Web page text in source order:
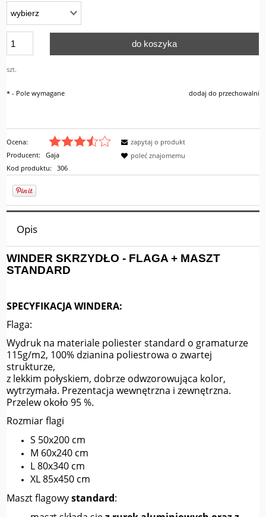
szt.
do koszyka
dodaj do przechowalni
* - Pole wymagane
Ocena:
Producent:
Gaja
Kod produktu:
306
zapytaj o produkt
poleć znajomemu
Opis
WINDER SKRZYDŁO - FLAGA + MASZT
STANDARD
SPECYFIKACJA WINDERA:
Flaga:
Wydruk na materiale poliester standard o gramaturze
115g/m2, 100% dzianina poliestrowa o zwartej
strukturze,
z lekkim połyskiem, dobrze odwzorowująca kolor,
wytrzymała. Prezentacja wewnętrzna i zewnętrzna.
Przelew około 95 %.
Rozmiar flagi
S 50x200 cm
M 60x240 cm
L 80x340 cm
XL 85x450 cm
Maszt flagowystandard: